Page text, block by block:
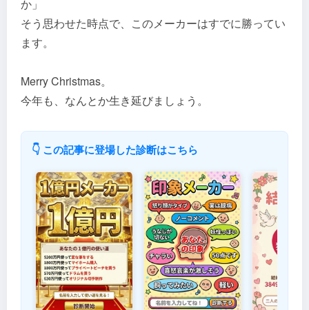
か」
そう思わせた時点で、このメーカーはすでに勝ってい
ます。
Merry Christmas。
今年も、なんとか生き延びましょう。
👇 この記事に登場した診断はこちら